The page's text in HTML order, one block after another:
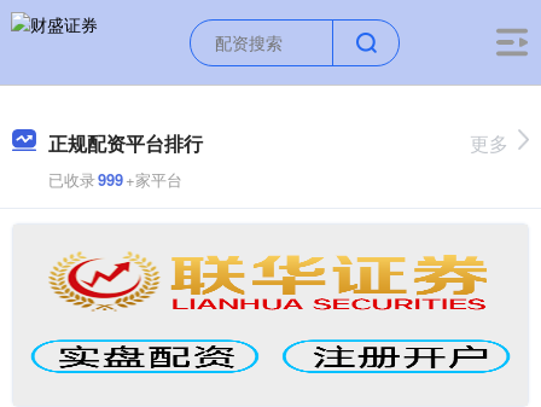
正规配资平台排行
已收录999+家平台
更多